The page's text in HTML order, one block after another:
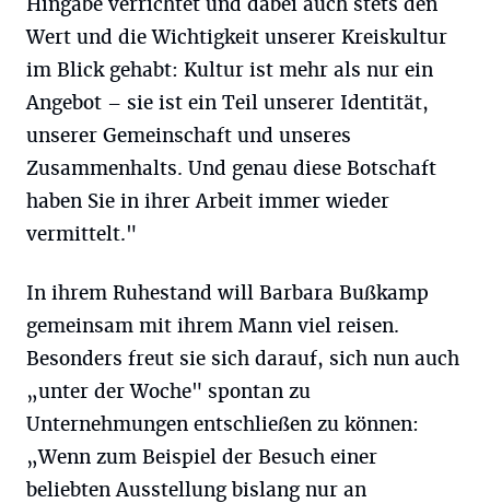
Wert und die Wichtigkeit unserer Kreiskultur
im Blick gehabt: Kultur ist mehr als nur ein
Angebot – sie ist ein Teil unserer Identität,
unserer Gemeinschaft und unseres
Zusammenhalts. Und genau diese Botschaft
haben Sie in ihrer Arbeit immer wieder
vermittelt."
In ihrem Ruhestand will Barbara Bußkamp
gemeinsam mit ihrem Mann viel reisen.
Besonders freut sie sich darauf, sich nun auch
„unter der Woche" spontan zu
Unternehmungen entschließen zu können:
„Wenn zum Beispiel der Besuch einer
beliebten Ausstellung bislang nur an